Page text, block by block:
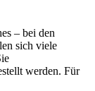
– bei den
sich viele
werden. Für